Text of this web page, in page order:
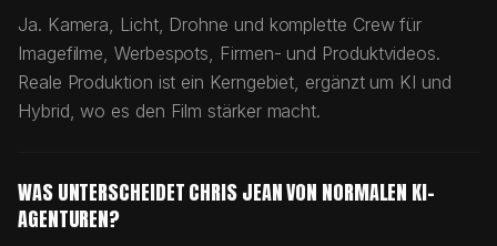
Ja. Kamera, Licht, Drohne und komplette Crew für
Imagefilme, Werbespots, Firmen- und Produktvideos.
Reale Produktion ist ein Kerngebiet, ergänzt um KI und
Hybrid, wo es den Film stärker macht.
WAS UNTERSCHEIDET CHRIS JEAN VON NORMALEN KI-
AGENTUREN?